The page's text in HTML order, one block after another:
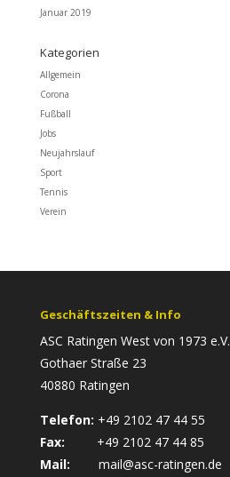
Januar 2019
Kategorien
Allgemein
Corona
Fußball
Jobs
Neujahrslauf
Sport
Tennis
Verein
Geschäftszeiten & Info
ASC Ratingen West von 1973 e.V.
Gothaer Straße 23
40880 Ratingen
Telefon: +49 2102 47 44 55
Fax: +49 2102 47 44 85
Mail:
mail@asc-ratingen.de